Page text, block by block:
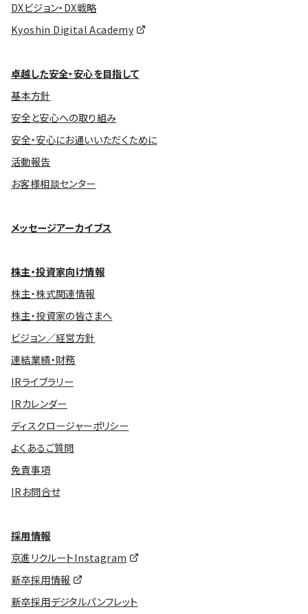
DXビジョン・DX戦略
Kyoshin Digital Academy
卓越した安全・安心を目指して
基本方針
安全と安心への取り組み
安全・安心にお通いいただくために
活動報告
お客様相談センター
メッセージアーカイブス
株主・投資家向け情報
株主・株式関連情報
株主・投資家の皆さまへ
ビジョン／経営方針
連結業績・財務
IRライブラリー
IRカレンダー
ディスクロージャーポリシー
よくあるご質問
免責事項
IRお問合せ
採用情報
京進リクルートInstagram
新卒採用情報
新卒採用デジタルパンフレット